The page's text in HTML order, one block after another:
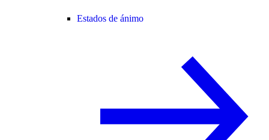
Estados de ánimo